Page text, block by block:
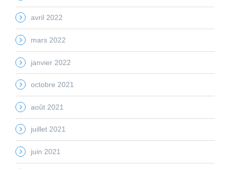
avril 2022
mars 2022
janvier 2022
octobre 2021
août 2021
juillet 2021
juin 2021